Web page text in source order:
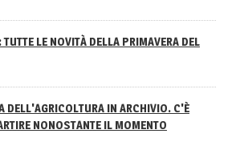
LE NOVITÀ DELLA PRIMAVERA DEL
DELL'AGRICOLTURA IN ARCHIVIO. C'È
NONOSTANTE IL MOMENTO